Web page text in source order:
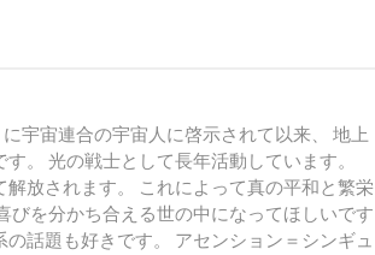
宇宙連合の宇宙人に啓示されて以来、 地上
。 光の戦士として長年活動しています。
解放されます。 これによって真の平和と繁栄
びを分かち合える世の中になってほしいです
話題も好きです。 アセンション＝シンギュ